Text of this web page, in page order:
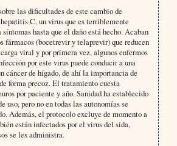
las dificultades de este cambio de
C, un virus que es terriblemente
hasta que el daño está hecho. Acaban
fármacos (bocetrevir y telaprevir) que reducen
viral y por primera vez, algunos enfermos
por este virus puede conducir a una
cáncer de hígado, de ahí la importancia de
forma precoz. El tratamiento cuesta
por paciente y año. Sanidad ha establecido
uso, pero no en todas las autonomías se
Además, el protocolo excluye de momento a
están infectados por el virus del sida,
se les administra.